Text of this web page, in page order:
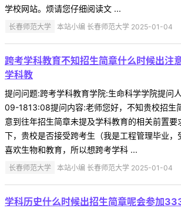
学校网站。烦请您仔细阅读文 ...
长春师范大学 本站小编 长春师范大学 2025-01-04
跨考学科教育不知招生简章什么时候出注
学科教
提问问题:跨考学科教育学院:生命科学学院提
09-1813:08提问内容:老师您好，不知贵校招生
意到往年招生简章未提及学科教育的相关前置要
下，贵校是否接受跨考生（我是工程管理毕业，
喜欢生物和教育，所以想跨考学科 ...
长春师范大学 本站小编 长春师范大学 2025-01-04
学科历史什么时候出招生简章呢会参加